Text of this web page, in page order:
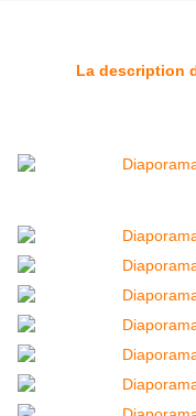
La description